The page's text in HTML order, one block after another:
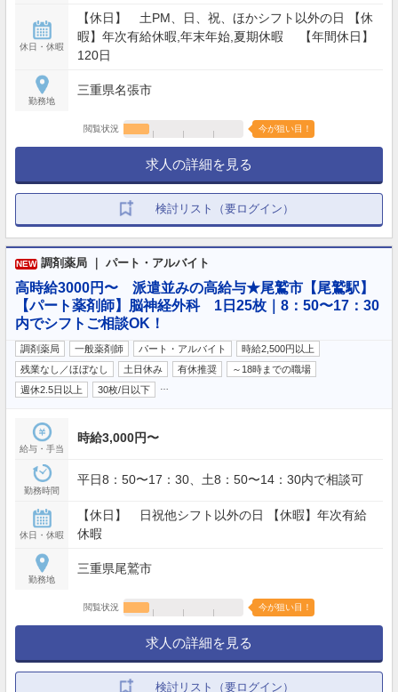
休日・休暇
【休日】 土PM、日、祝、ほかシフト以外の日 【休
暇】年次有給休暇,年末年始,夏期休暇 【年間休日】
120日
勤務地
三重県名張市
閲覧状況 今が狙い目！
求人の詳細を見る
検討リスト（要ログイン）
NEW 調剤薬局 ｜ パート・アルバイト
高時給3000円〜 派遣並みの高給与★尾鷲市【尾鷲駅】
【パート薬剤師】脳神経外科 1日25枚｜8：50〜17：30
内でシフトご相談OK！
調剤薬局 一般薬剤師 パート・アルバイト
時給2,500円以上
残業なし／ほぼなし
土日休み 有休推奨
～18時までの職場
週休2.5日以上
30枚/日以下
給与・手当
時給3,000円〜
勤務時間
平日8：50〜17：30、土8：50〜14：30内で相談可
休日・休暇
【休日】 日祝他シフト以外の日 【休暇】年次有給
休暇
勤務地
三重県尾鷲市
閲覧状況 今が狙い目！
求人の詳細を見る
検討リスト（要ログイン）